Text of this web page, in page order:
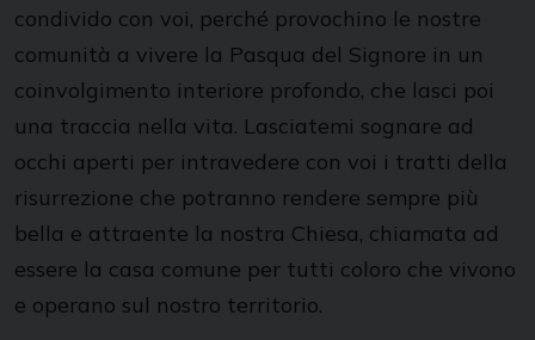
condivido con voi, perché provochino le nostre
comunità a vivere la Pasqua del Signore in un
coinvolgimento interiore profondo, che lasci poi
una traccia nella vita. Lasciatemi sognare ad
occhi aperti per intravedere con voi i tratti della
risurrezione che potranno rendere sempre più
bella e attraente la nostra Chiesa, chiamata ad
essere la casa comune per tutti coloro che vivono
e operano sul nostro territorio.